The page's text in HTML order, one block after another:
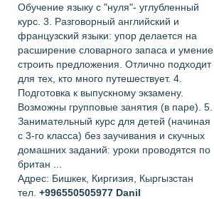
Обучение языку с "нуля"- углубленный
курс. 3. Разговорный английский и
французский языки: упор делается на
расширение словарного запаса и умение
строить предложения. Отлично подходит
для тех, кто много путешествует. 4.
Подготовка к выпускному экзамену.
Возможны групповые занятия (в паре). 5.
Занимательный курс для детей (начиная
с 3-го класса) без заучивания и скучных
домашних заданий: уроки проводятся по
британ ...
Адрес: Бишкек, Киргизия, Кыргызстан
тел. +996550505977 Danil